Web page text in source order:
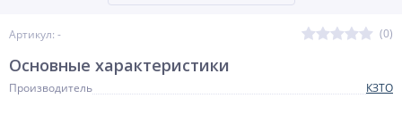
Артикул: - (0)
Основные характеристики
Производитель КЗТО